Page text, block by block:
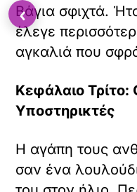
Βάγια σφιχτά.
έλεγε
αγκαλιά που
Κεφάλαιο Τρίτο:
Υποστηρικτές
Η αγάπη τους
σαν ένα
‹